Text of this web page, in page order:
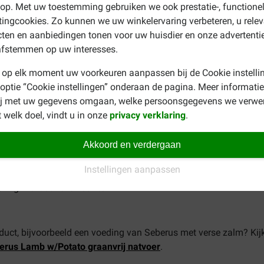
Met uw toestemming gebruiken we ook prestatie-,
Zo kunnen we uw winkelervaring verbeteren, u
en aanbiedingen tonen voor uw huisdier en onze
op uw interesses.
op elk moment uw voorkeuren aanpassen bij de Cookie
“Cookie instellingen” onderaan de pagina. Meer
met uw gegevens omgaan, welke persoonsgegevens we
welk doel, vindt u in onze privacy verklaring.
Akkoord en verdergaan
Instellingen aanpassen
Lamb graanvrij hondenvoer
gedroogde zoete aardappel, gedroogde aardappel,
lijnzaad, eipoeder, mineralen, inuline (bron
gedroogde mango, gedroogde pruimen, gedrooge banaan,
vet (13%), ruwe celstof (3,5%), ruwe as (6,6%), vocht (8%).
vitamine A 18000 IU, vitamine D3 1800 IU, vitamine E 500 IU.
glycine, hydraat) 5,0 mg, Zink (zinksulfaat, monohydraat)
IJzer (ijzer(II)chelaat van glycinehydraat) 35 mg,
25 mg, Jodium (calciumjodaat, watervrij) 2,0 mg,
mg. Bevat
bijvoorbeeld een voeding van Seberus met verse zalm?
Lamb w/Potato graanvrij natvoer.